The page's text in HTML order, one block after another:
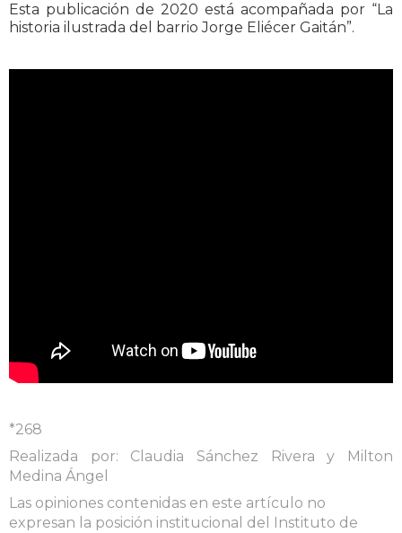
Esta publicación de 2020 está acompañada por “La
historia ilustrada del barrio Jorge Eliécer Gaitán”.
*268
Realizada por: Claudia Sánchez Rivera y Milton
Medina Ángel
Las opiniones contenidas en este artículo no
expresan la posición institucional del Instituto de